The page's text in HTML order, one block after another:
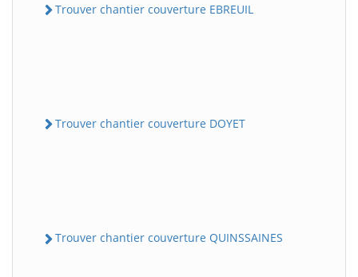
Trouver chantier couverture EBREUIL
Trouver chantier couverture DOYET
Trouver chantier couverture QUINSSAINES